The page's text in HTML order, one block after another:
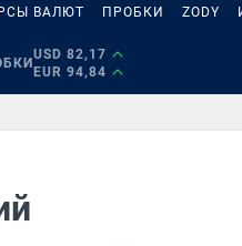
ВАЛЮТ ПРОБКИ ZODY
USD 82,17
EUR 94,84